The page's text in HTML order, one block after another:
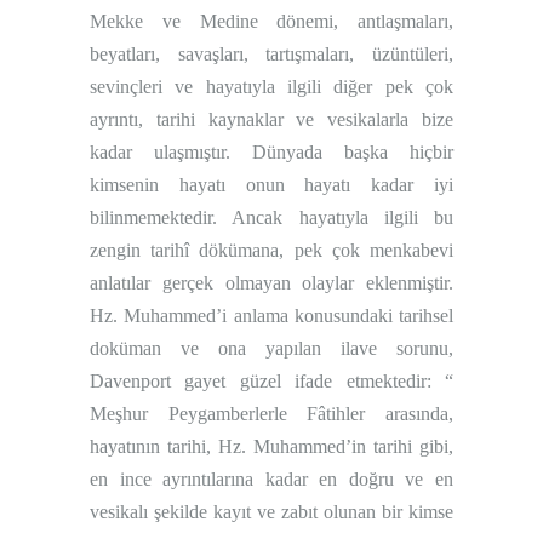
Mekke ve Medine dönemi, antlaşmaları,
beyatları, savaşları, tartışmaları, üzüntüleri,
sevinçleri ve hayatıyla ilgili diğer pek çok
ayrıntı, tarihi kaynaklar ve vesikalarla bize
kadar ulaşmıştır. Dünyada başka hiçbir
kimsenin hayatı onun hayatı kadar iyi
bilinmemektedir. Ancak hayatıyla ilgili bu
zengin tarihî dökümana, pek çok menkabevi
anlatılar gerçek olmayan olaylar eklenmiştir.
Hz. Muhammed’i anlama konusundaki tarihsel
doküman ve ona yapılan ilave sorunu,
Davenport gayet güzel ifade etmektedir: “
Meşhur Peygamberlerle Fâtihler arasında,
hayatının tarihi, Hz. Muhammed’in tarihi gibi,
en ince ayrıntılarına kadar en doğru ve en
vesikalı şekilde kayıt ve zabıt olunan bir kimse